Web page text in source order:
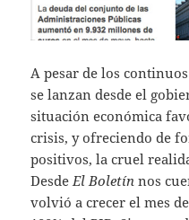
A pesar de los
se lanzan desde el
situación económica
crisis, y ofreciendo de
positivos, la cruel
DesdeEl Boletín nos
volvió a crecer el mes